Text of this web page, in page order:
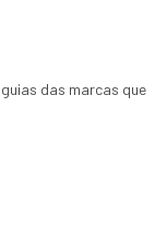
das marcas que